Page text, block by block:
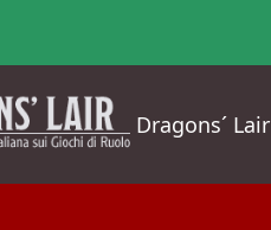
Dragons´ Lair